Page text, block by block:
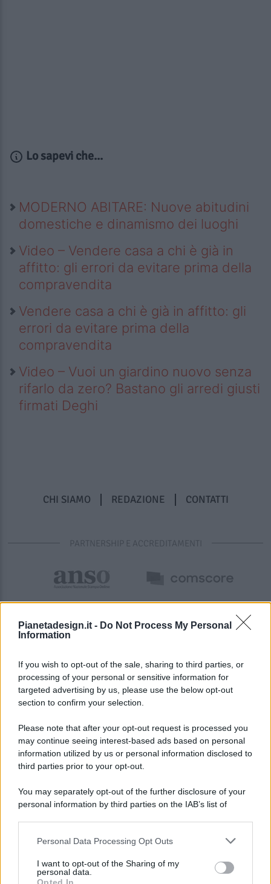
Pianetadesign.it - Do Not Process My Personal
Information
If you wish to opt-out of the sale, sharing to third parties, or
processing of your personal or sensitive information for
targeted advertising by us, please use the below opt-out
section to confirm your selection.
Please note that after your opt-out request is processed you
may continue seeing interest-based ads based on personal
information utilized by us or personal information disclosed to
third parties prior to your opt-out.
You may separately opt-out of the further disclosure of your
personal information by third parties on the IAB’s list of
This information may also be disclosed by us to third parties
disclose it to other third parties.
Personal Data Processing Opt Outs
I want to opt-out of the Sharing of my
personal data.
Lo sapevi che...
MODERNO ABITARE: Nuove abitudini
domestiche e dinamismo dei luoghi
Video – Vendere casa a chi è già in
affitto: gli errori da evitare prima della
compravendita
Vendere casa a chi è già in affitto: gli
errori da evitare prima della
compravendita
Video – Vuoi un giardino nuovo senza
rifarlo da zero? Bastano gli arredi giusti
firmati Deghi
CHI SIAMO REDAZIONE CONTATTI
PARTNERSHIP E ACCREDITAMENTI
© 2026 - Pianeta Design - P.IVA 04827280654 - Testata
Registrata Al Tribunale Di Nocera Inferiore N. 8/2020 - RG N.
ISCRIZIONE AL ROC N. 35792 – ISCRITTA ALL’ANSO
(ASSOCIAZIONE NAZIONALE STAMPA ONLINE)
PREFERENZE PRIVACY